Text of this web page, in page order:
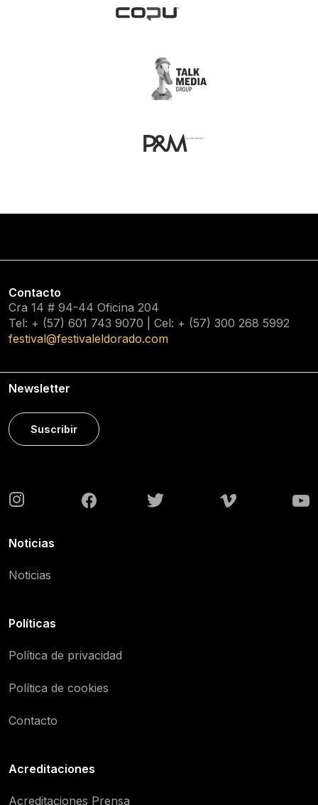
Contacto
Cra 14 # 94-44 Oficina 204
Tel: + (57) 601 743 9070 | Cel: + (57) 300 268 5992
festival@festivaleldorado.com
Newsletter
Suscribir
Noticias
Noticias
Políticas
Política de privacidad
Política de cookies
Contacto
Acreditaciones
Acreditaciones Prensa